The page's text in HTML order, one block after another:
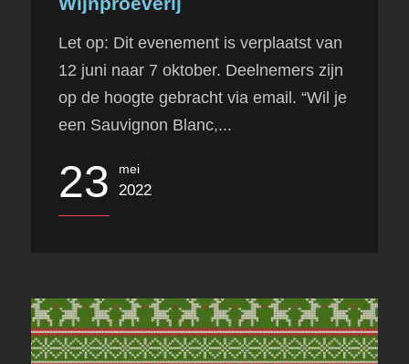
Let op: Dit evenement is verplaatst van
12 juni naar 7 oktober. Deelnemers zijn
op de hoogte gebracht via email. “Wil je
een Sauvignon Blanc,...
23 mei
2022